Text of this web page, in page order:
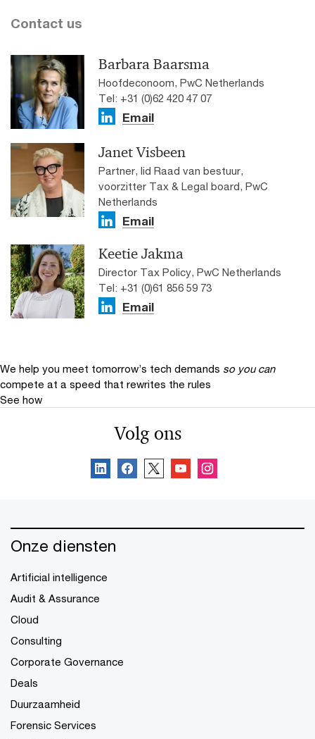
Contact us
Barbara Baarsma
Hoofdeconoom, PwC Netherlands
Tel: +31 (0)62 420 47 07
Email
Janet Visbeen
Partner, lid Raad van bestuur,
voorzitter Tax & Legal board, PwC
Netherlands
Email
Keetie Jakma
Director Tax Policy, PwC Netherlands
Tel: +31 (0)61 856 59 73
Email
We help you meet tomorrow’s tech demands so you can
compete at a speed that rewrites the rules
See how
Volg ons
Onze diensten
Artificial intelligence
Audit & Assurance
Cloud
Consulting
Corporate Governance
Deals
Duurzaamheid
Forensic Services